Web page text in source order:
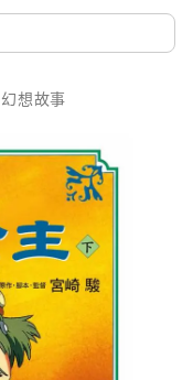
幻想故事